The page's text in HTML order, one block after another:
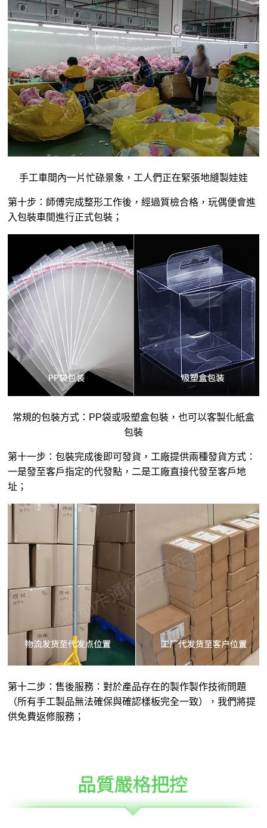
手工車間內一片忙碌景象，工人們正在緊張地縫製娃娃
第十步：師傅完成整形工作後，經過質檢合格，玩偶便會進
入包裝車間進行正式包裝；
常規的包裝方式：PP袋或吸塑盒包裝，也可以客製化紙盒
包裝
第十一步：包裝完成後即可發貨，工廠提供兩種發貨方式：
一是發至客戶指定的代發點，二是工廠直接代發至客戶地
址；
第十二步：售後服務：對於產品存在的製作製作技術問題
（所有手工製品無法確保與確認樣板完全一致），我們將提
供免費返修服務；